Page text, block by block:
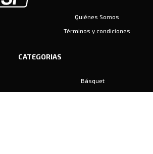
Quiénes Somos
Términos y condiciones
CATEGORIAS
Básquet